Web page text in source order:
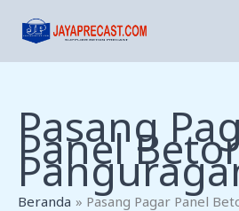
Pasang
Panel
Beranda Pasang Pagar Panel